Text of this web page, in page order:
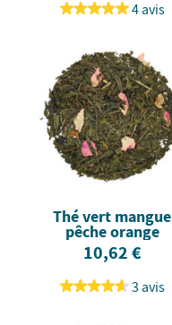
4 avis
Thé vert mangue
pêche orange
10,62 €
3 avis